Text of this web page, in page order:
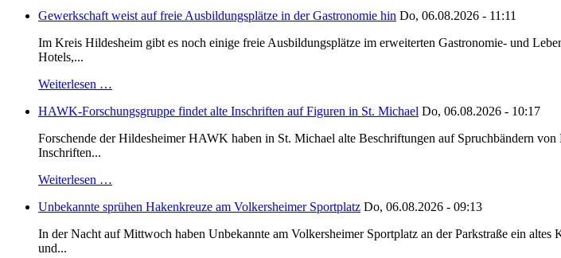
Gewerkschaft weist auf freie Ausbildungsplätze in der Gastronomie hin Do, 06.08.2026 - 11:11
Im Kreis Hildesheim gibt es noch einige freie Ausbildungsplätze im erweiterten Gastronomie- und
Hotels,...
Weiterlesen …
HAWK-Forschungsgruppe findet alte Inschriften auf Figuren in St. Michael Do, 06.08.2026 - 10:17
Forschende der Hildesheimer HAWK haben in St. Michael alte Beschriftungen auf Spruchbändern
Inschriften...
Weiterlesen …
Unbekannte sprühen Hakenkreuze am Volkersheimer Sportplatz Do, 06.08.2026 - 09:13
In der Nacht auf Mittwoch haben Unbekannte am Volkersheimer Sportplatz an der Parkstraße ein
und...